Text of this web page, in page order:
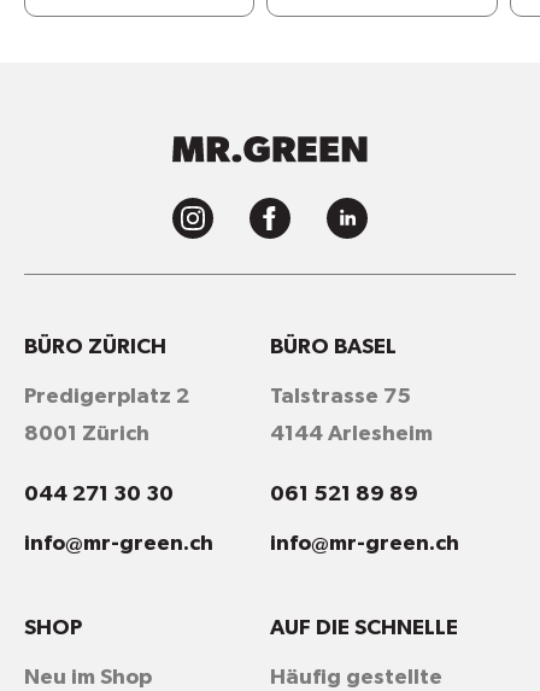
BÜRO ZÜRICH
Predigerplatz 2
8001 Zürich
044 271 30 30
info@mr-green.ch
BÜRO BASEL
Talstrasse 75
4144 Arlesheim
061 521 89 89
info@mr-green.ch
AUF DIE SCHNELLE
Häufig gestellte
SHOP
Neu im Shop